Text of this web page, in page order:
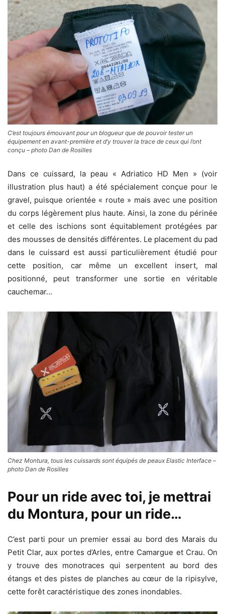
C’est toujours émouvant pour un blogueur que de pouvoir tester un
équipement en avant-première et d’y trouver la trace de ceux qui l’ont
conçu – photo Dan de Rosilles
Dans ce cuissard, la peau « Adriatico HD Men » (voir
illustration plus haut) a été spécialement conçue pour le
gravel, puisque orientée « route » mais avec une position
du corps légèrement plus haute. Ainsi, la zone du périnée
et celle des ischions sont équitablement protégées par
des mousses de densités différentes. Le placement du pad
dans le cuissard est aussi particulièrement étudié pour
cette position, car même un excellent insert, mal
positionné, peut transformer une sortie en véritable
cauchemar…
Chez Montura, tous les cuissards sont équipés de peaux Elastic Interface –
photo Dan de Rosilles
Pour un ride avec toi, je mettrai
du Montura, pour un ride…
C’est parti pour un premier essai au bord des Marais du
Petit Clar, aux portes d’Arles, entre Camargue et Crau. On
y trouve des monotraces qui serpentent au bord des
étangs et des pistes de planches au cœur de la ripisylve,
cette forêt caractéristique des zones inondables.